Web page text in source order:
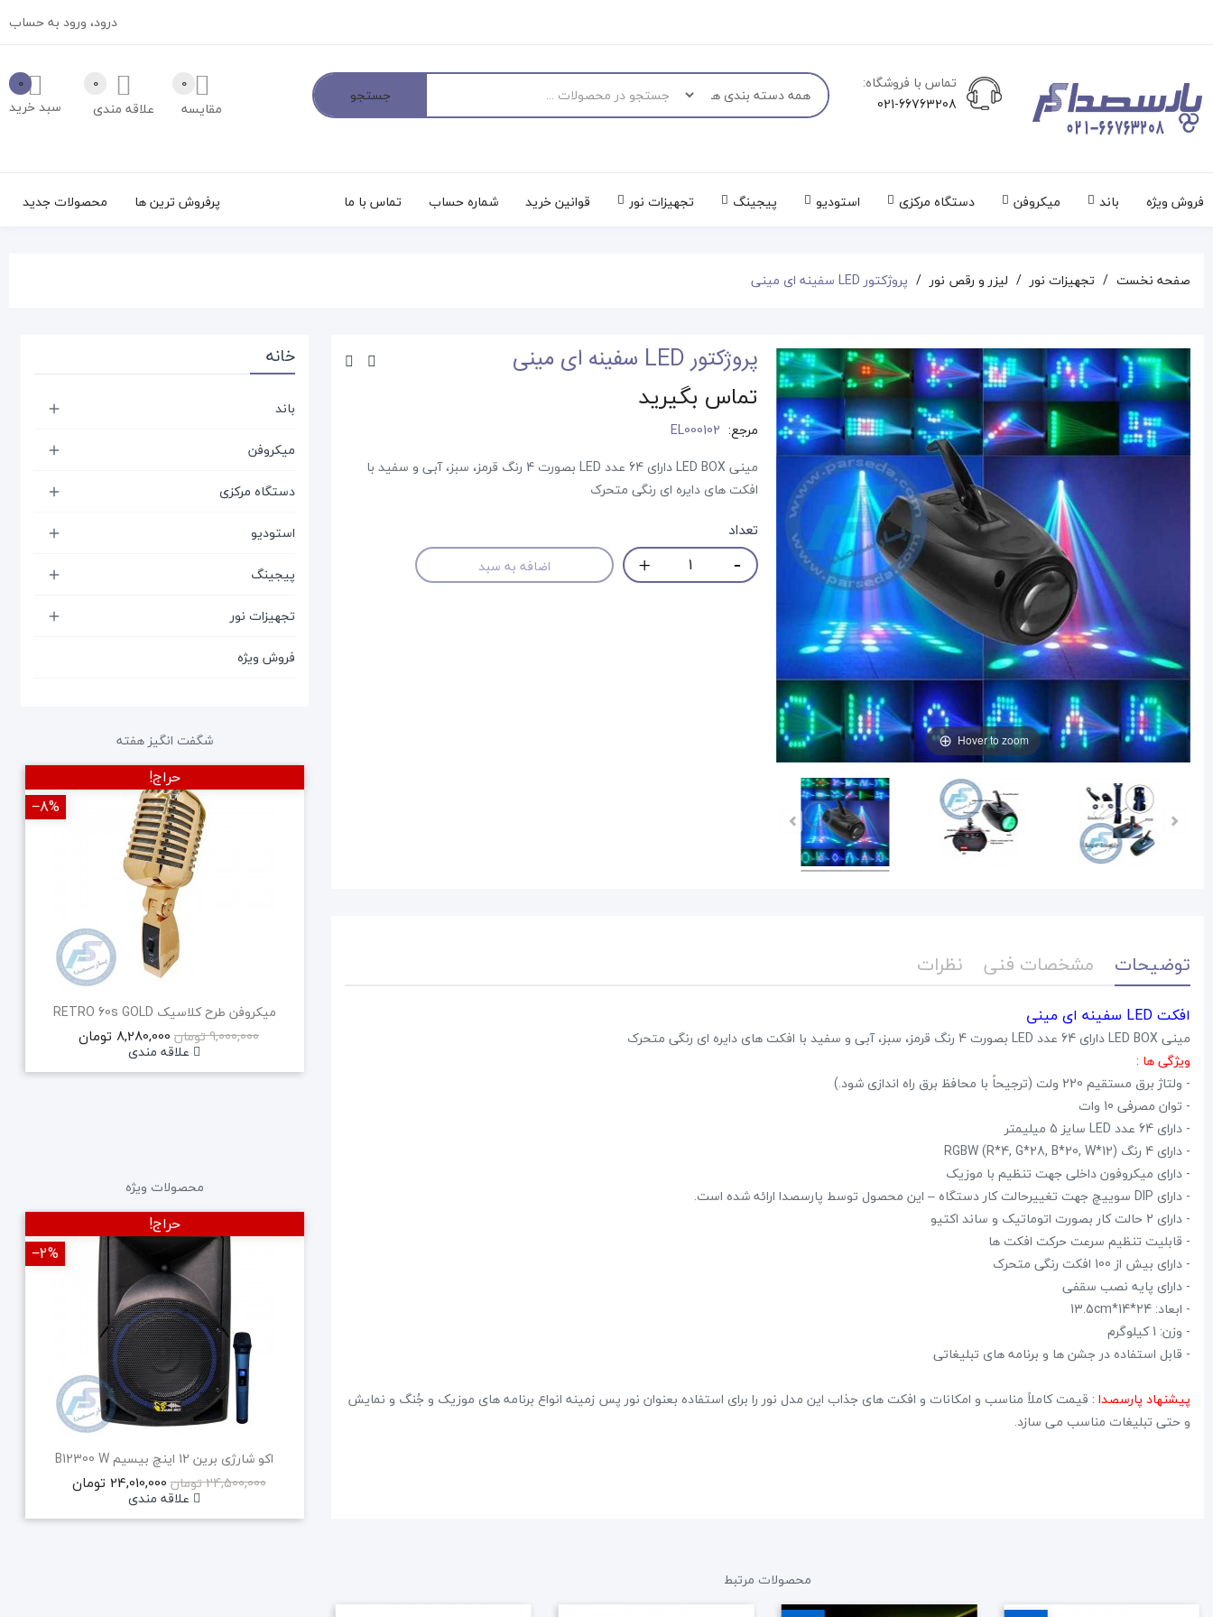
درود، ورود به حساب
تماس با فروشگاه:
021-66763208
جستجو
0
سبد خرید علاقه مندی
0
مقایسه
0
فروش ویژه باند میکروفن دستگاه مرکزی استودیو پیجینگ تجهیزات نور قوانین خرید شماره حساب تماس با ما محصولات جدید پرفروش ترین ها
صفحه نخست تجهیزات نور لیزر و رقص نور پروژکتور LED سفینه ای مینی
Hover to zoom
پروژکتور LED سفینه ای مینی
تماس بگیرید
مرجع: EL000102
مینی LED BOX دارای 64 عدد LED بصورت 4 رنگ قرمز، سبز، آبی و سفید با
افکت های دایره ای رنگی متحرک
تعداد
اضافه به سبد
توضیحات مشخصات فنی نظرات
افکت LED سفینه ای مینی
مینی LED BOX دارای 64 عدد LED بصورت 4 رنگ قرمز، سبز، آبی و سفید با افکت های دایره ای رنگی متحرک
ویژگی ها :
- ولتاژ برق مستقیم 220 ولت (ترجیحاً با محافظ برق راه اندازی شود.)
- توان مصرفی 10 وات
- دارای 64 عدد LED سایز 5 میلیمتر
- دارای 4 رنگ RGBW (R*4, G*28, B*20, W*12)
- دارای میکروفون داخلی جهت تنظیم با موزیک
- دارای DIP سوییچ جهت تغییرحالت کار دستگاه – این محصول توسط پارسصدا ارائه شده است.
- دارای 2 حالت کار بصورت اتوماتیک و ساند اکتیو
- قابلیت تنظیم سرعت حرکت افکت ها
- دارای بیش از 100 افکت رنگی متحرک
- دارای پایه نصب سقفی
- ابعاد: 24*14*13.5cm
- وزن: 1 کیلوگرم
- قابل استفاده در جشن ها و برنامه های تبلیغاتی
پیشنهاد پارسصدا : قیمت کاملاً مناسب و امکانات و افکت های جذاب این مدل نور را برای استفاده بعنوان نور پس زمینه انواع برنامه های موزیک و جُنگ و نمایش
و حتی تبلیغات مناسب می سازد.
محصولات مرتبط
خانه
باند 
میکروفن 
دستگاه مرکزی 
استودیو 
پیجینگ 
تجهیزات نور 
فروش ویژه
شگفت انگیز هفته
میکروفن طرح کلاسیک RETRO 60s GOLD
9,000,000 تومان
8,280,000 تومان
علاقه مندی
حراج!
‎−8%
محصولات ویژه
اکو شارژی برین 12 اینچ بیسیم B12300 W
24,500,000 تومان
24,010,000 تومان
علاقه مندی
حراج!
‎−2%